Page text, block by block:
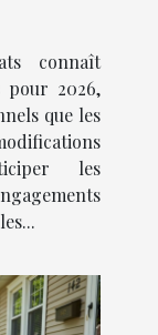
connaît
pour 2026,
que les
les